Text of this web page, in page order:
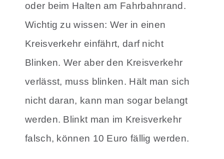
oder beim Halten am Fahrbahnrand.
Wichtig zu wissen: Wer in einen
Kreisverkehr einfährt, darf nicht
Blinken. Wer aber den Kreisverkehr
verlässt, muss blinken. Hält man sich
nicht daran, kann man sogar belangt
werden. Blinkt man im Kreisverkehr
falsch, können 10 Euro fällig werden.